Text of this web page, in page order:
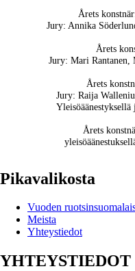
Årets
Jury: Annika
Årets
Jury: Mari Rantanen,
Årets
Jury: Raija
Årets
Pikavalikosta
Vuoden
Meista
Yhteystiedot
YHTEYSTIEDOT